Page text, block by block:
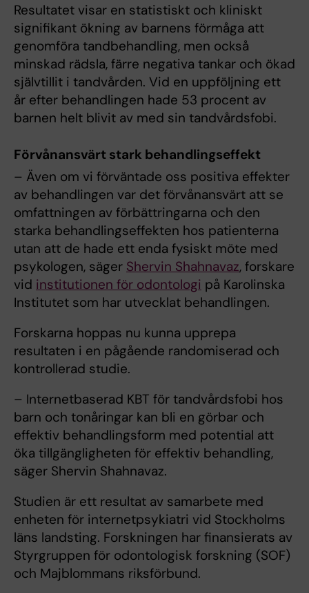
Resultatet visar en statistiskt och kliniskt
signifikant ökning av barnens förmåga att
genomföra tandbehandling, men också
minskad rädsla, färre negativa tankar och ökad
självtillit i tandvården. Vid en uppföljning ett
år efter behandlingen hade 53 procent av
barnen helt blivit av med sin tandvårdsfobi.
Förvånansvärt stark behandlingseffekt
– Även om vi förväntade oss positiva effekter
av behandlingen var det förvånansvärt att se
omfattningen av förbättringarna och den
starka behandlingseffekten hos patienterna
utan att de hade ett enda fysiskt möte med
psykologen, säger Shervin Shahnavaz, forskare
vid institutionen för odontologi på Karolinska
Institutet som har utvecklat behandlingen.
Forskarna hoppas nu kunna upprepa
resultaten i en pågående randomiserad och
kontrollerad studie.
– Internetbaserad KBT för tandvårdsfobi hos
barn och tonåringar kan bli en görbar och
effektiv behandlingsform med potential att
öka tillgängligheten för effektiv behandling,
säger Shervin Shahnavaz.
Studien är ett resultat av samarbete med
enheten för internetpsykiatri vid Stockholms
läns landsting. Forskningen har finansierats av
Styrgruppen för odontologisk forskning (SOF)
och Majblommans riksförbund.